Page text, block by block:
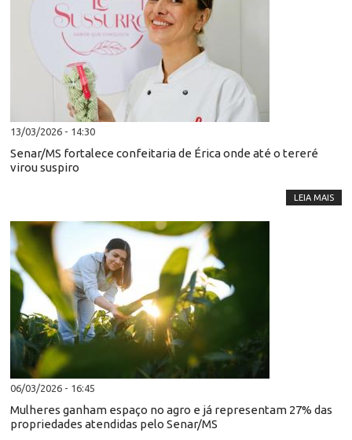
13/03/2026 - 14:30
Senar/MS fortalece confeitaria de Érica onde até o tereré
virou suspiro
LEIA MAIS
06/03/2026 - 16:45
Mulheres ganham espaço no agro e já representam 27% das
propriedades atendidas pelo Senar/MS